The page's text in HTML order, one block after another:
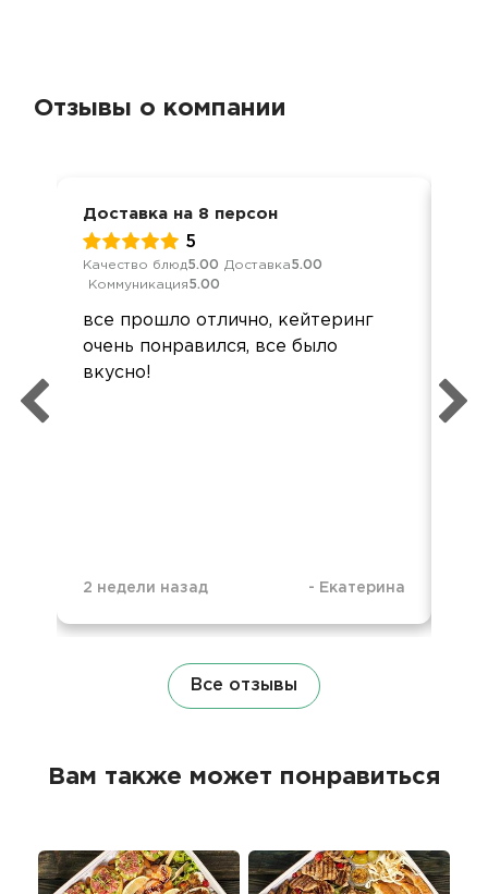
Отзывы о компании
Доставка на 8 персон
5
Качество блюд5.00 Доставка5.00
Коммуникация5.00
все прошло отлично, кейтеринг
очень понравился, все было
вкусно!
2 недели назад - Екатерина
Все отзывы
Вам также может понравиться